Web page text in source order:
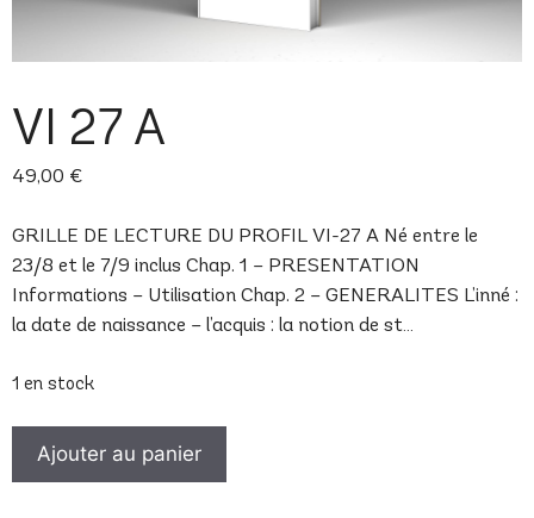
VI 27 A
49,00 €
GRILLE DE LECTURE DU PROFIL VI-27 A Né entre le
23/8 et le 7/9 inclus Chap. 1 – PRESENTATION
Informations – Utilisation Chap. 2 – GENERALITES L’inné :
la date de naissance – l’acquis : la notion de st…
1 en stock
Ajouter au panier